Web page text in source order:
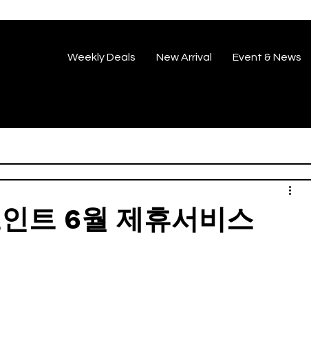
Weekly Deals New Arrival Event & News
트 6월 제휴서비스